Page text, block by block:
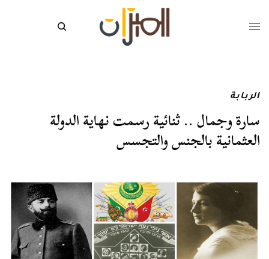
الربابة
سارة وجمال .. ثنائية رسمت نهاية الدولة
العثمانية بالجنس والتجسس